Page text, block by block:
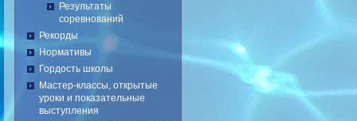
Результаты
соревнований
Рекорды
Нормативы
Гордость школы
Мастер-классы, открытые
уроки и показательные
выступления